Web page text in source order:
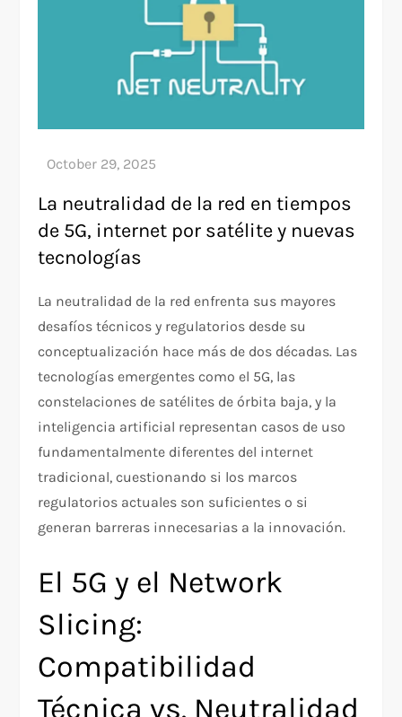
La neutralidad de la red en tiempos
de 5G, internet por satélite y nuevas
tecnologías
La neutralidad de la red enfrenta sus mayores
desafíos técnicos y regulatorios desde su
conceptualización hace más de dos décadas. Las
tecnologías emergentes como el 5G, las
constelaciones de satélites de órbita baja, y la
inteligencia artificial representan casos de uso
fundamentalmente diferentes del internet
tradicional, cuestionando si los marcos
regulatorios actuales son suficientes o si
generan barreras innecesarias a la innovación.
El 5G y el Network
Slicing:
Compatibilidad
Técnica vs. Neutralidad